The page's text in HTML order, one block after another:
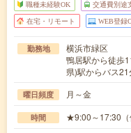
職種未経験OK 交通費別途
在宅・リモート WEB登録
勤務地
横浜市緑区
鴨居駅から徒歩
県)駅からバス21
曜日頻度 月～金
時間 ★9:00～17:30（